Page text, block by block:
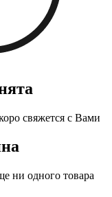
свяжется с Вами
ни одного товара